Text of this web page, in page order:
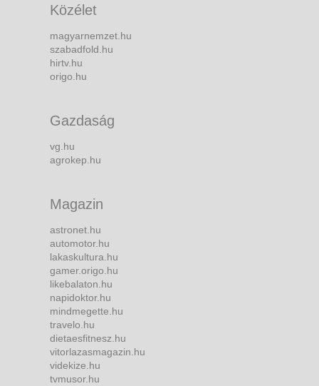
Közélet
magyarnemzet.hu
szabadfold.hu
hirtv.hu
origo.hu
Gazdaság
vg.hu
agrokep.hu
Magazin
astronet.hu
automotor.hu
lakaskultura.hu
gamer.origo.hu
likebalaton.hu
napidoktor.hu
mindmegette.hu
travelo.hu
dietaesfitnesz.hu
vitorlazasmagazin.hu
videkize.hu
tvmusor.hu